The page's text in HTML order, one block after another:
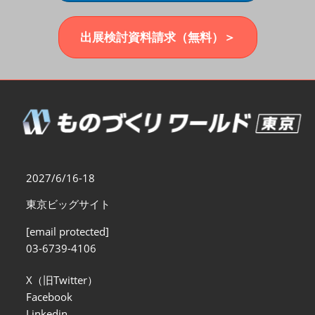
2026年12月02日
マリンメッセ福岡｜MARIN MESSE Fukuoka
出展検討資料請求（無料）＞
2027/6/16-18
東京ビッグサイト
[email protected]
03-6739-4106
X（旧Twitter）
Facebook